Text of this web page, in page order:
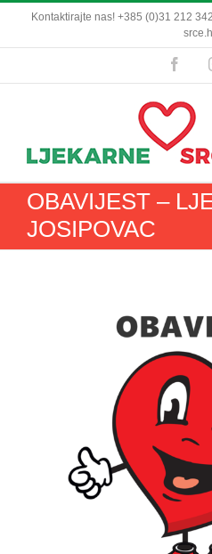
content
Kontaktirajte nas! +385 (0)31 212 342
OBAVIJEST –
JOSIPOVAC